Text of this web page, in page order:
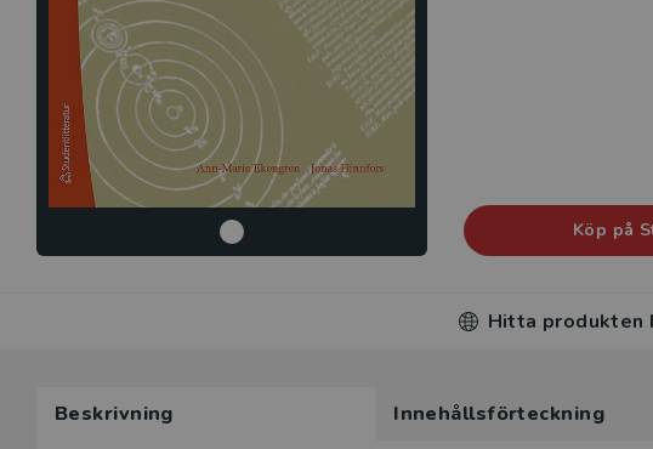
Köp på
Hitta produkten
Beskrivning Innehållsförteckning